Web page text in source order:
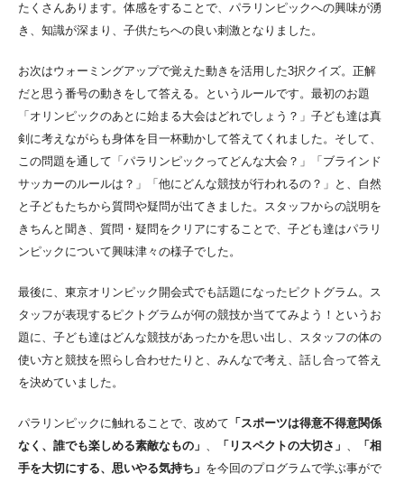
たくさんあります。体感をすることで、パラリンピックへの興味が湧
き、知識が深まり、子供たちへの良い刺激となりました。
お次はウォーミングアップで覚えた動きを活用した3択クイズ。正解
だと思う番号の動きをして答える。というルールです。最初のお題
「オリンピックのあとに始まる大会はどれでしょう？」子ども達は真
剣に考えながらも身体を目一杯動かして答えてくれました。そして、
この問題を通して「パラリンピックってどんな大会？」「ブラインド
サッカーのルールは？」「他にどんな競技が行われるの？」と、自然
と子どもたちから質問や疑問が出てきました。スタッフからの説明を
きちんと聞き、質問・疑問をクリアにすることで、子ども達はパラリ
ンピックについて興味津々の様子でした。
最後に、東京オリンピック開会式でも話題になったピクトグラム。ス
タッフが表現するピクトグラムが何の競技か当ててみよう！というお
題に、子ども達はどんな競技があったかを思い出し、スタッフの体の
使い方と競技を照らし合わせたりと、みんなで考え、話し合って答え
を決めていました。
パラリンピックに触れることで、改めて 「スポーツは得意不得意関係
なく、誰でも楽しめる素敵なもの」 、 「リスペクトの大切さ」 、
「相
手を大切にする、思いやる気持ち」 を今回のプログラムで学ぶ事がで